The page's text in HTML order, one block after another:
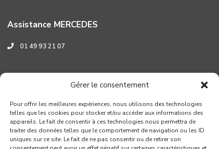
Gérer le consentement
Pour offrir les meilleures expériences, nous utilisons des technologies
telles que les cookies pour stocker et/ou accéder aux informations des
appareils. Le fait de consentir à ces technologies nous permettra de
traiter des données telles que le comportement de navigation ou les ID
uniques sur ce site. Le fait de ne pas consentir ou de retirer son
Assistance MERCEDES
01 49 93 21 07
Assistance HYUNDAI